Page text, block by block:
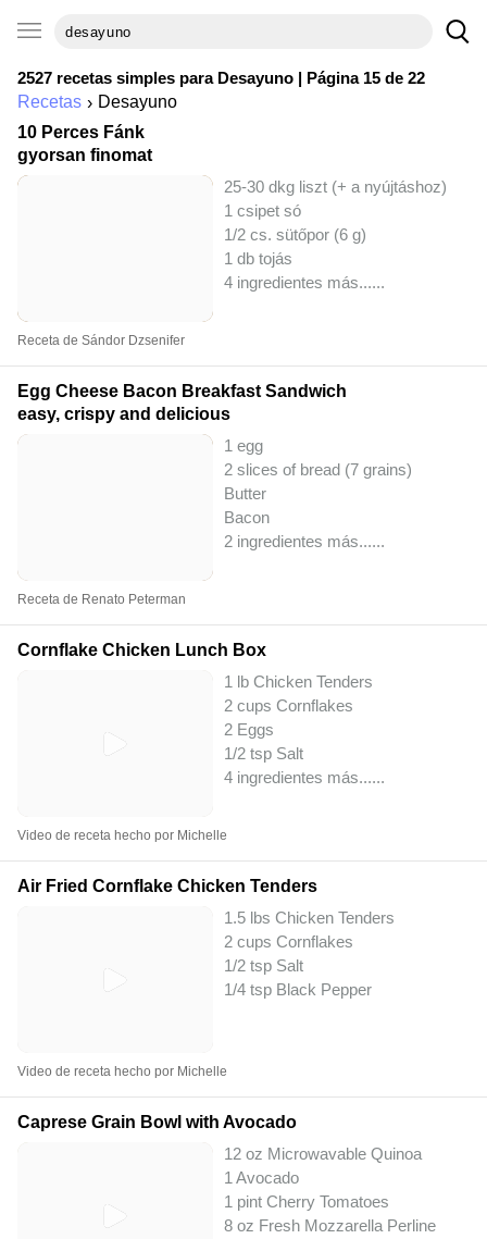
2527 recetas simples para Desayuno | Página 15 de 22
Recetas
Desayuno
10 Perces Fánk
gyorsan finomat
25-30 dkg liszt (+ a nyújtáshoz)
1 csipet só
1/2 cs. sütőpor (6 g)
1 db tojás
4 ingredientes más......
Receta de Sándor Dzsenifer
Egg Cheese Bacon Breakfast Sandwich
easy, crispy and delicious
1 egg
2 slices of bread (7 grains)
Butter
Bacon
2 ingredientes más......
Receta de Renato Peterman
Cornflake Chicken Lunch Box
1 lb Chicken Tenders
2 cups Cornflakes
2 Eggs
1/2 tsp Salt
4 ingredientes más......
Video de receta hecho por Michelle
Air Fried Cornflake Chicken Tenders
1.5 lbs Chicken Tenders
2 cups Cornflakes
1/2 tsp Salt
1/4 tsp Black Pepper
Video de receta hecho por Michelle
Caprese Grain Bowl with Avocado
12 oz Microwavable Quinoa
1 Avocado
1 pint Cherry Tomatoes
8 oz Fresh Mozzarella Perline